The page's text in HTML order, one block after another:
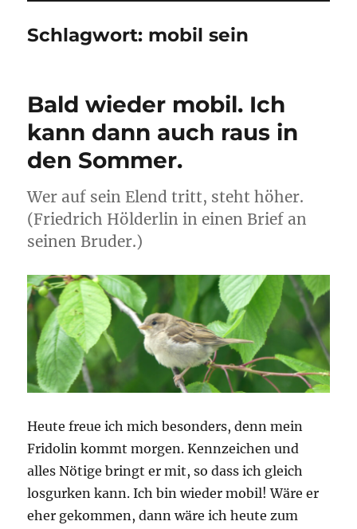
Schlagwort: mobil sein
Bald wieder mobil. Ich
kann dann auch raus in
den Sommer.
Wer auf sein Elend tritt, steht höher.
(Friedrich Hölderlin in einen Brief an
seinen Bruder.)
Heute freue ich mich besonders, denn mein
Fridolin kommt morgen. Kennzeichen und
alles Nötige bringt er mit, so dass ich gleich
losgurken kann. Ich bin wieder mobil! Wäre er
eher gekommen, dann wäre ich heute zum